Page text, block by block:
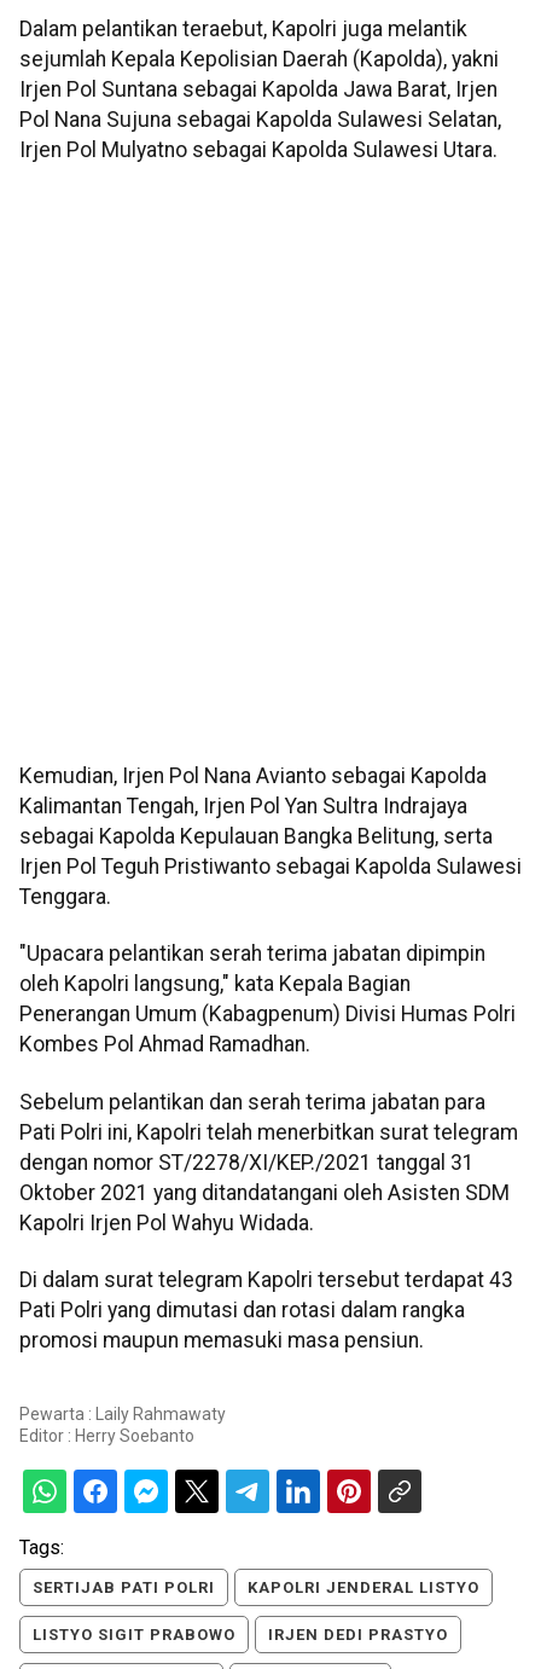
Dalam pelantikan teraebut, Kapolri juga melantik
sejumlah Kepala Kepolisian Daerah (Kapolda), yakni
Irjen Pol Suntana sebagai Kapolda Jawa Barat, Irjen
Pol Nana Sujuna sebagai Kapolda Sulawesi Selatan,
Irjen Pol Mulyatno sebagai Kapolda Sulawesi Utara.
Kemudian, Irjen Pol Nana Avianto sebagai Kapolda
Kalimantan Tengah, Irjen Pol Yan Sultra Indrajaya
sebagai Kapolda Kepulauan Bangka Belitung, serta
Irjen Pol Teguh Pristiwanto sebagai Kapolda Sulawesi
Tenggara.
"Upacara pelantikan serah terima jabatan dipimpin
oleh Kapolri langsung," kata Kepala Bagian
Penerangan Umum (Kabagpenum) Divisi Humas Polri
Kombes Pol Ahmad Ramadhan.
Sebelum pelantikan dan serah terima jabatan para
Pati Polri ini, Kapolri telah menerbitkan surat telegram
dengan nomor ST/2278/XI/KEP./2021 tanggal 31
Oktober 2021 yang ditandatangani oleh Asisten SDM
Kapolri Irjen Pol Wahyu Widada.
Di dalam surat telegram Kapolri tersebut terdapat 43
Pati Polri yang dimutasi dan rotasi dalam rangka
promosi maupun memasuki masa pensiun.
Pewarta : Laily Rahmawaty
Editor : Herry Soebanto
Tags:
SERTIJAB PATI POLRI KAPOLRI JENDERAL LISTYO
LISTYO SIGIT PRABOWO IRJEN DEDI PRASTYO